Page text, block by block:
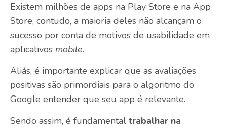
Existem milhões de apps na Play Store e na App
Store, contudo, a maioria deles não alcançam o
sucesso por conta de motivos de usabilidade em
aplicativos mobile.
Aliás, é importante explicar que as avaliações
positivas são primordiais para o algoritmo do
Google entender que seu app é relevante.
Sendo assim, é fundamental trabalhar na